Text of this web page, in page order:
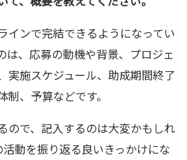
インで完結できるようになってい
は、応募の動機や背景、プロジェ
実施スケジュール、助成期間終了
、予算などです。
ので、記入するのは大変かもしれ
活動を振り返る良いきっかけにな